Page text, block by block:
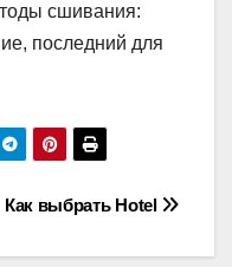
сшивания:
последний для
Как выбрать Hotel